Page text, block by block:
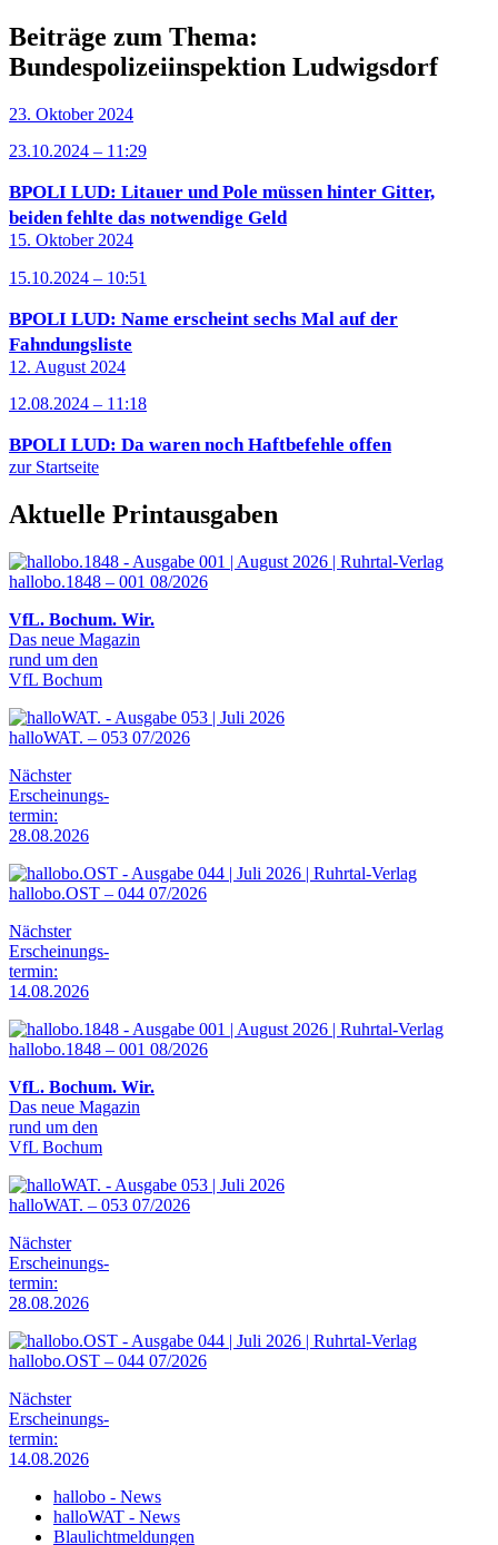
Beiträge zum Thema:
Bundespolizeiinspektion Ludwigsdorf
23. Oktober 2024
23.10.2024 – 11:29
BPOLI LUD: Litauer und Pole müssen hinter Gitter,
beiden fehlte das notwendige Geld
15. Oktober 2024
15.10.2024 – 10:51
BPOLI LUD: Name erscheint sechs Mal auf der
Fahndungsliste
12. August 2024
12.08.2024 – 11:18
BPOLI LUD: Da waren noch Haftbefehle offen
zur Startseite
Aktuelle Printausgaben
hallobo.1848 – 001 08/2026
VfL. Bochum. Wir.
Das neue Magazin
rund um den
VfL Bochum
halloWAT. – 053 07/2026
Nächster
Erscheinungs-
termin:
28.08.2026
hallobo.OST – 044 07/2026
Nächster
Erscheinungs-
termin:
14.08.2026
hallobo.1848 – 001 08/2026
VfL. Bochum. Wir.
Das neue Magazin
rund um den
VfL Bochum
halloWAT. – 053 07/2026
Nächster
Erscheinungs-
termin:
28.08.2026
hallobo.OST – 044 07/2026
Nächster
Erscheinungs-
termin:
14.08.2026
hallobo - News
halloWAT - News
Blaulichtmeldungen